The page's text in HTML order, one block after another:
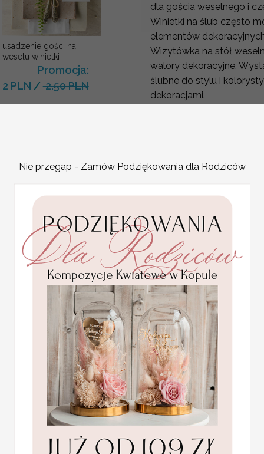
usadzenie gości na
weselu winietki
Promocja:
2 PLN /2.50 PLN
weselne
Promocja:
2 PLN/2.50 PLN
dla gościa weselnego i
Winietki na ślub często
elementów
Wizytówka na stół
walory dekoracyjne.
ślubne do stylu i
dekoracjami.
W cenie:winietka z nadrukiem
proszę dołączyć w
Minimalna ilość: 20 sztuk
USŁUGA EKSPRESSOWA:
Dopłata 40% do wartości
od potwierdzenia proejktu +
ZOBACZ DOSTĘPNE PAPIERY I
Kliknij w link poniżej aby
http://decoris.pl/
PRÓBKI:
Aby zamówić próbki naszych
http://decoris.pl/c/0/459/
Nie przegap - Zamów Podziękowania dla Rodziców